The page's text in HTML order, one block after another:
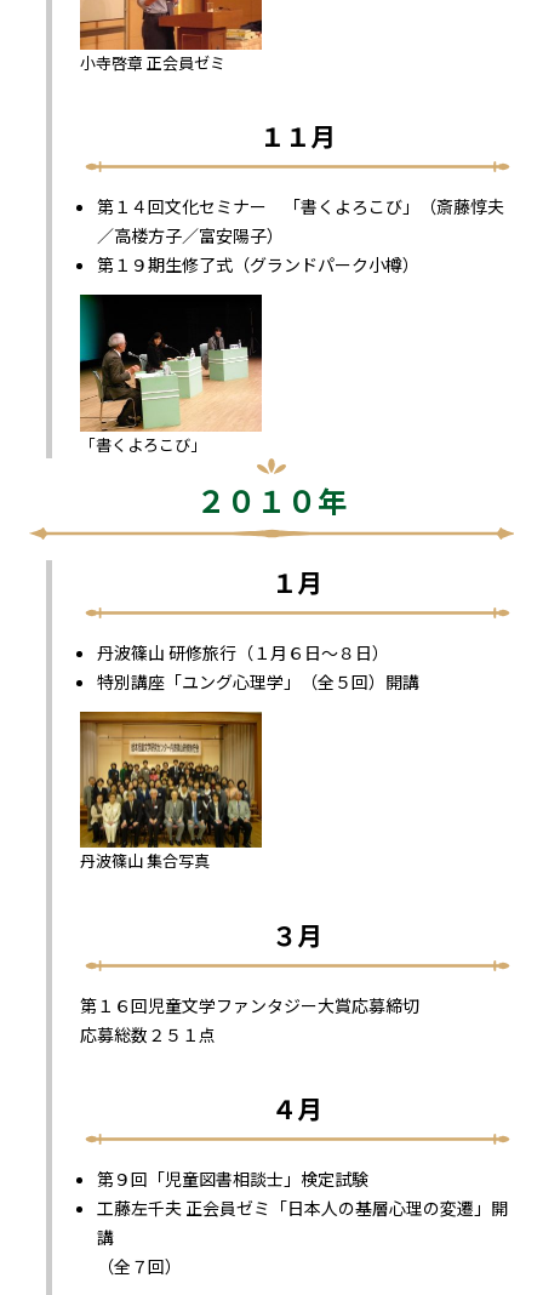
小寺啓章 正会員ゼミ
１１月
第１４回文化セミナー 「書くよろこび」（斎藤惇夫
／高楼方子／富安陽子）
第１９期生修了式（グランドパーク小樽）
「書くよろこび」
２０１０年
１月
丹波篠山 研修旅行（１月６日～８日）
特別講座「ユング心理学」（全５回）開講
丹波篠山 集合写真
３月
第１６回児童文学ファンタジー大賞応募締切
応募総数２５１点
４月
第９回「児童図書相談士」検定試験
工藤左千夫 正会員ゼミ「日本人の基層心理の変遷」開
講
（全７回）